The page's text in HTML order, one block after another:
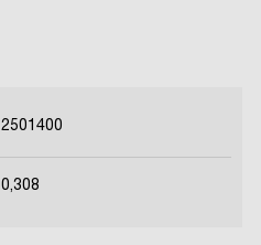
2501400
0,308